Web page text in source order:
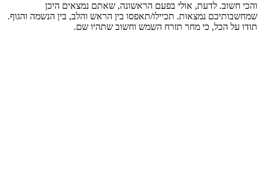
והכי חשוב. לדעת, אולי בפעם הראשונה, שאתם נמצאים היכן
שמחשבותיכם נמצאות. תכיילו/תאפסו בין הראש והלב, בין הנשמה והגוף.
תודו על הכל, כי מחר תזרח השמש וחשוב שתהיו שם.